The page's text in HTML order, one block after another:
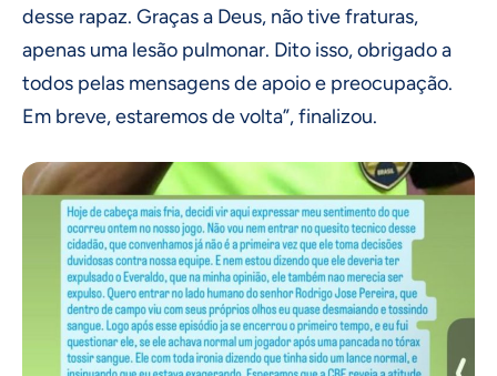
desse rapaz. Graças a Deus, não tive fraturas,
apenas uma lesão pulmonar. Dito isso, obrigado a
todos pelas mensagens de apoio e preocupação.
Em breve, estaremos de volta”, finalizou.